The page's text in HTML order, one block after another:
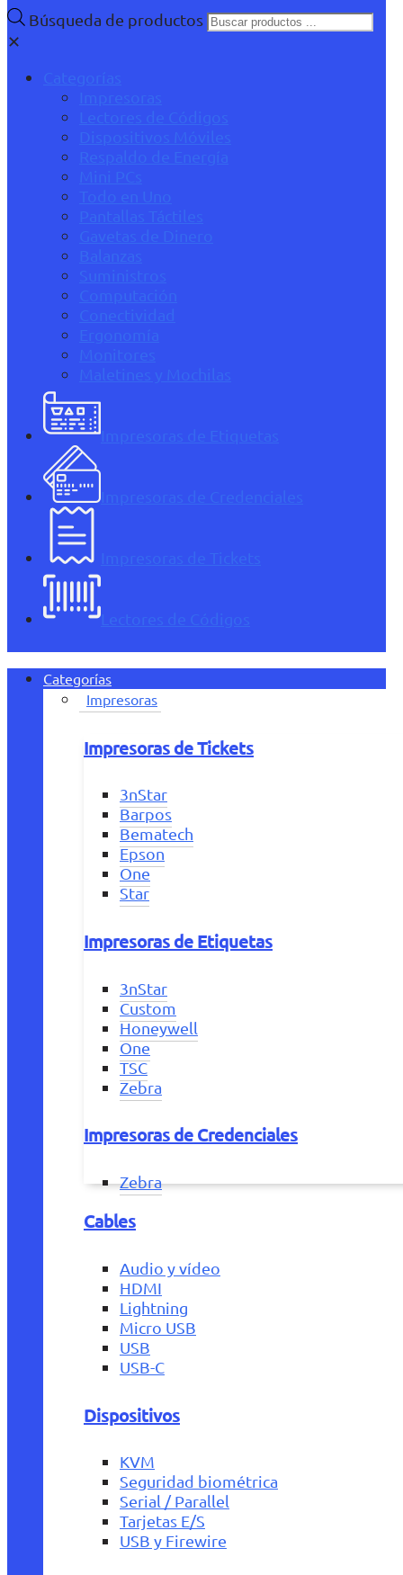
Búsqueda de productos
✕
Categorías
Impresoras
Lectores de Códigos
Dispositivos Móviles
Respaldo de Energía
Mini PCs
Todo en Uno
Pantallas Táctiles
Gavetas de Dinero
Balanzas
Suministros
Computación
Conectividad
Ergonomía
Monitores
Maletines y Mochilas
Impresoras de Etiquetas
Impresoras de Credenciales
Impresoras de Tickets
Lectores de Códigos
Categorías
Impresoras
Impresoras de Tickets
3nStar
Barpos
Bematech
Epson
One
Star
Impresoras de Etiquetas
3nStar
Custom
Honeywell
One
TSC
Zebra
Impresoras de Credenciales
Zebra
Cables
Audio y vídeo
HDMI
Lightning
Micro USB
USB
USB-C
Dispositivos
KVM
Seguridad biométrica
Serial / Parallel
Tarjetas E/S
USB y Firewire